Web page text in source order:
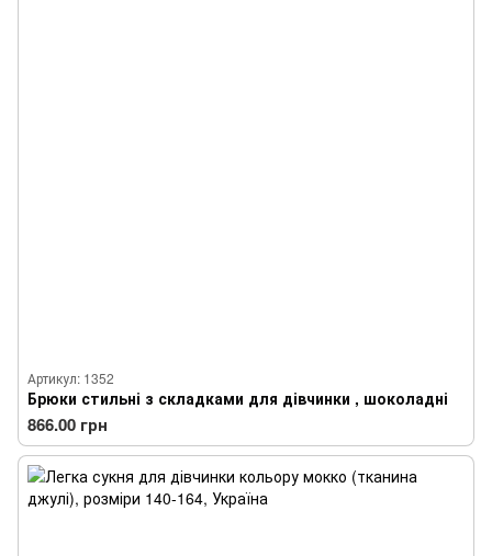
Артикул: 1352
Брюки стильні з складками для дівчинки , шоколадні
866.00 грн